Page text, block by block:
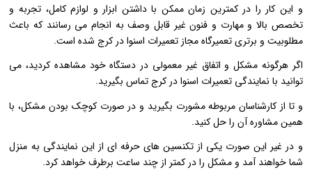
و این کار را در کمترین زمان ممکن با داشتن ابزار و لوازم کامل، تجربه و
تخصص بالا و مهارت و فنون غیر قابل وصف به انجام می رسانند که باعث
مطلوبیت و برتری تعمیرگاه مجاز تعمیرات اسنوا در کرج شده است.
اگر هرگونه مشکل و اتفاق غیر معمولی در دستگاه خود مشاهده کردید، می
توانید با نمایندگی تعمیرات اسنوا در کرج تماس بگیرید.
و تا از کارشناسان مربوطه مشورت بگیرید و در صورت کوچک بودن مشکل، با
همین مشاوره آن را حل کنید.
و در غیر این صورت یکی از تکنسین های حرفه ای از این نمایندگی به منزل
شما خواهند آمد و مشکل را در کمتر از چند ساعت برطرف خواهد کرد.